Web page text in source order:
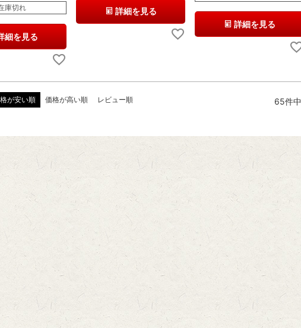
庫切れ
細を見る
詳細を見る
詳細を見る
が安い順 価格が高い順 レビュー順 65件中